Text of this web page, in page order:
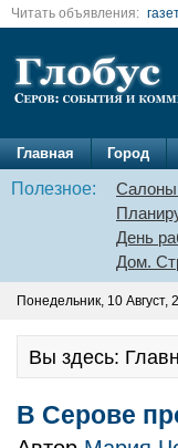
Читать объявления:
Главная Город
Полезное: Салоны
День
Дом.
Понедельник, 10 Август,
Вы здесь:
В Серове